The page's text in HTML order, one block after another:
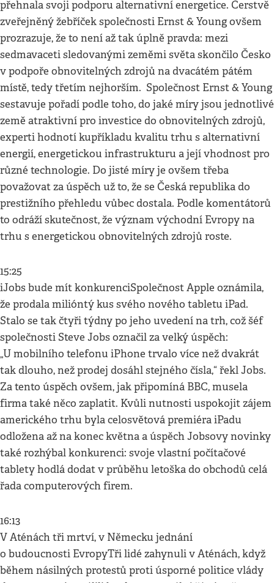
přehnala svoji podporu alternativní energetice. Čerstvě
zveřejněný žebříček společnosti Ernst & Young ovšem
prozrazuje, že to není až tak úplně pravda: mezi
sedmavaceti sledovanými zeměmi světa skončilo Česko
v podpoře obnovitelných zdrojů na dvacátém pátém
místě, tedy třetím nejhorším. Společnost Ernst & Young
sestavuje pořadí podle toho, do jaké míry jsou jednotlivé
země atraktivní pro investice do obnovitelných zdrojů,
experti hodnotí kupříkladu kvalitu trhu s alternativní
energií, energetickou infrastrukturu a její vhodnost pro
různé technologie. Do jisté míry je ovšem třeba
považovat za úspěch už to, že se Česká republika do
prestižního přehledu vůbec dostala. Podle komentátorů
to odráží skutečnost, že význam východní Evropy na
trhu s energetickou obnovitelných zdrojů roste.
15:25
iJobs bude mít konkurenciSpolečnost Apple oznámila,
že prodala milióntý kus svého nového tabletu iPad.
Stalo se tak čtyři týdny po jeho uvedení na trh, což šéf
společnosti Steve Jobs označil za velký úspěch:
„U mobilního telefonu iPhone trvalo více než dvakrát
tak dlouho, než prodej dosáhl stejného čísla,“ řekl Jobs.
Za tento úspěch ovšem, jak připomíná BBC, musela
firma také něco zaplatit. Kvůli nutnosti uspokojit zájem
amerického trhu byla celosvětová premiéra iPadu
odložena až na konec května a úspěch Jobsovy novinky
také rozhýbal konkurenci: svoje vlastní počítačové
tablety hodlá dodat v průběhu letoška do obchodů celá
řada computerových firem.
16:13
V Aténách tři mrtví, v Německu jednání
o budoucnosti EvropyTři lidé zahynuli v Aténách, když
během násilných protestů proti úsporné politice vlády